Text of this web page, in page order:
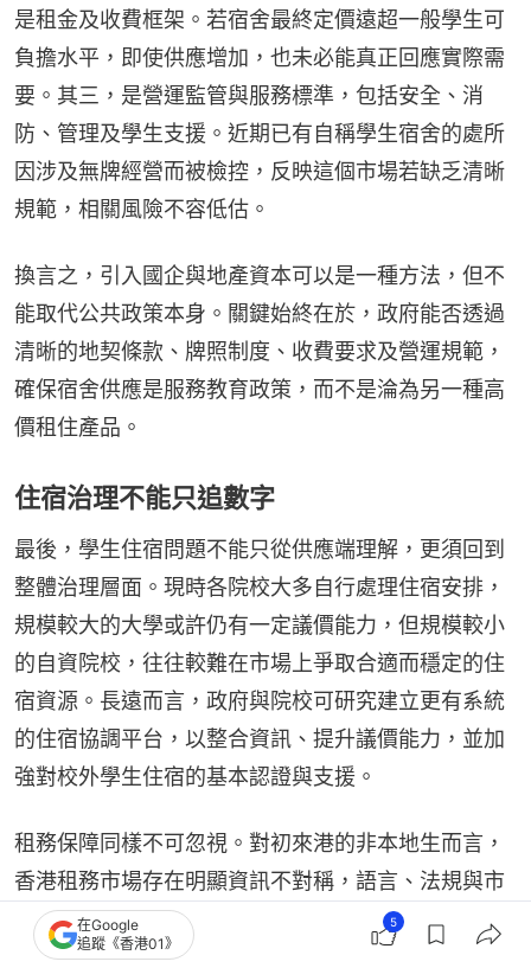
是租金及收費框架。若宿舍最終定價遠超一般學生可
負擔水平，即使供應增加，也未必能真正回應實際需
要。其三，是營運監管與服務標準，包括安全、消
防、管理及學生支援。近期已有自稱學生宿舍的處所
因涉及無牌經營而被檢控，反映這個市場若缺乏清晰
規範，相關風險不容低估。
換言之，引入國企與地產資本可以是一種方法，但不
能取代公共政策本身。關鍵始終在於，政府能否透過
清晰的地契條款、牌照制度、收費要求及營運規範，
確保宿舍供應是服務教育政策，而不是淪為另一種高
價租住產品。
住宿治理不能只追數字
最後，學生住宿問題不能只從供應端理解，更須回到
整體治理層面。現時各院校大多自行處理住宿安排，
規模較大的大學或許仍有一定議價能力，但規模較小
的自資院校，往往較難在市場上爭取合適而穩定的住
宿資源。長遠而言，政府與院校可研究建立更有系統
的住宿協調平台，以整合資訊、提升議價能力，並加
強對校外學生住宿的基本認證與支援。
租務保障同樣不可忽視。對初來港的非本地生而言，
香港租務市場存在明顯資訊不對稱，語言、法規與市
場慣例都未必熟悉，因而較易成為不良中介或不當租
約安排的受害者。院校有需要提供更完整的支援，例
在Google
追蹤《香港01》
5